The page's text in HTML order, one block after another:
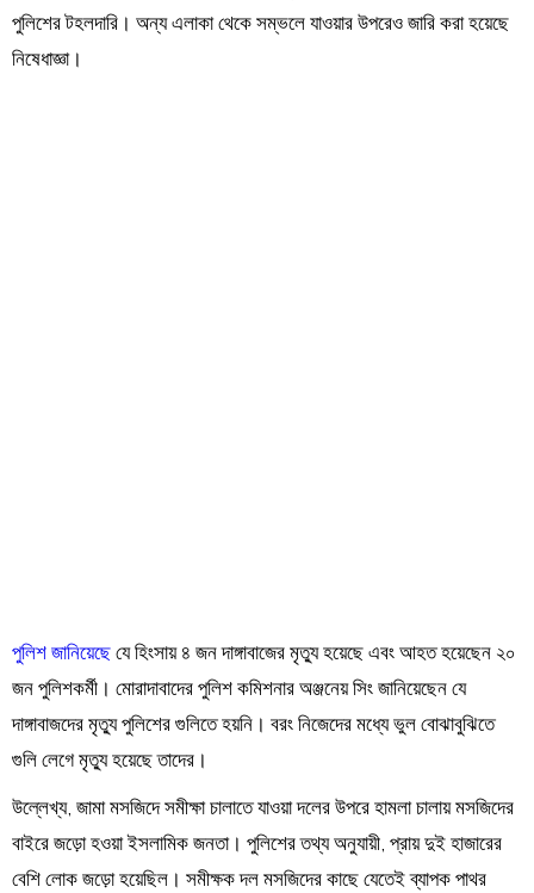
পুলিশের টহলদারি। অন্য এলাকা থেকে সম্ভলে যাওয়ার উপরেও জারি করা হয়েছে
নিষেধাজ্ঞা।
পুলিশ জানিয়েছে যে হিংসায় ৪ জন দাঙ্গাবাজের মৃত্যু হয়েছে এবং আহত হয়েছেন ২০
জন পুলিশকর্মী। মোরাদাবাদের পুলিশ কমিশনার অঞ্জনেয় সিং জানিয়েছেন যে
দাঙ্গাবাজদের মৃত্যু পুলিশের গুলিতে হয়নি। বরং নিজেদের মধ্যে ভুল বোঝাবুঝিতে
গুলি লেগে মৃত্যু হয়েছে তাদের।
উল্লেখ্য, জামা মসজিদে সমীক্ষা চালাতে যাওয়া দলের উপরে হামলা চালায় মসজিদের
বাইরে জড়ো হওয়া ইসলামিক জনতা। পুলিশের তথ্য অনুযায়ী, প্রায় দুই হাজারের
বেশি লোক জড়ো হয়েছিল। সমীক্ষক দল মসজিদের কাছে যেতেই ব্যাপক পাথর